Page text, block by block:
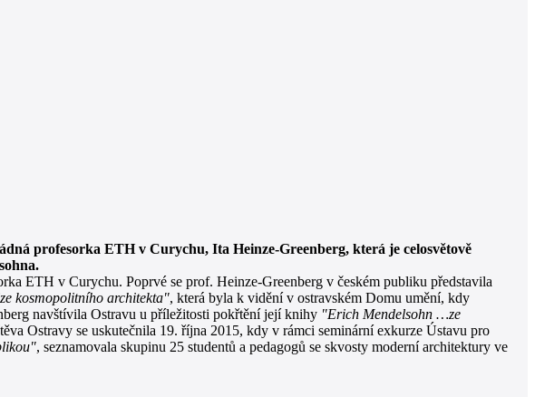
profesorka ETH v Curychu, Ita Heinze-Greenberg, která je celosvětově
ETH v Curychu. Poprvé se prof. Heinze-Greenberg v českém publiku představila
kosmopolitního architekta", která byla k vidění v ostravském Domu umění, kdy
navštívila Ostravu u příležitosti pokřtění její knihy "Erich Mendelsohn …ze
Ostravy se uskutečnila 19. října 2015, kdy v rámci seminární exkurze Ústavu pro
, seznamovala skupinu 25 studentů a pedagogů se skvosty moderní architektury ve